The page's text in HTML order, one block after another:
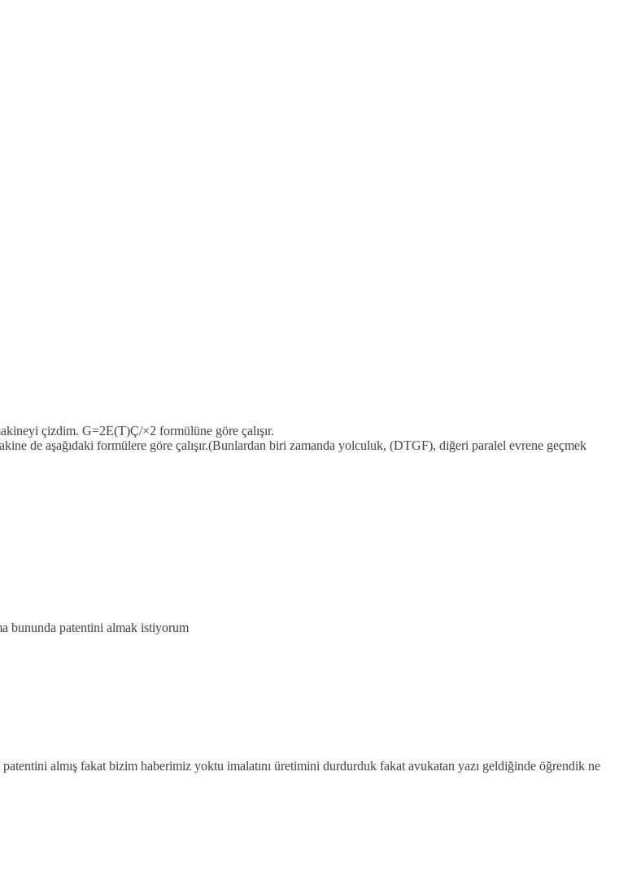
çizdim. G=2E(T)Ç/×2 formülüne göre çalışır.
de aşağıdaki formülere göre çalışır.(Bunlardan biri zamanda yolculuk, (DTGF), diğeri paralel evrene geçmek
bununda patentini almak istiyorum
almış fakat bizim haberimiz yoktu imalatını üretimini durdurduk fakat avukatan yazı geldiğinde öğrendik ne